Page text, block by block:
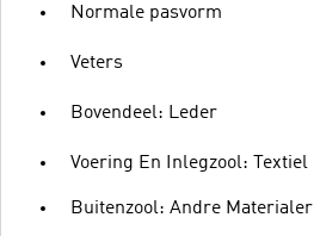
Normale pasvorm
Veters
Bovendeel: Leder
Voering En Inlegzool: Textiel
Buitenzool: Andre Materialer